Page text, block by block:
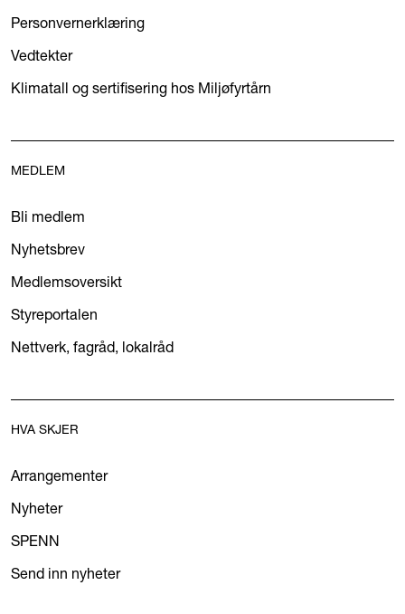
Personvernerklæring
Vedtekter
Klimatall og sertifisering hos Miljøfyrtårn
MEDLEM
Bli medlem
Nyhetsbrev
Medlemsoversikt
Styreportalen
Nettverk, fagråd, lokalråd
HVA SKJER
Arrangementer
Nyheter
SPENN
Send inn nyheter